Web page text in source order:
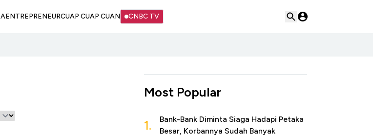
ENTREPRENEURCUAP CUAP CUAN CNBC TV
Most Popular
1.
Bank-Bank Diminta Siaga Hadapi Petaka
Besar, Korbannya Sudah Banyak